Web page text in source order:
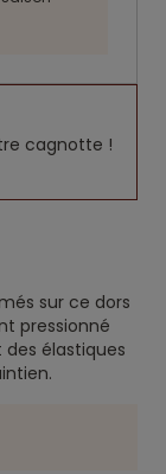
cagnotte !
sur ce dors
pressionné
élastiques